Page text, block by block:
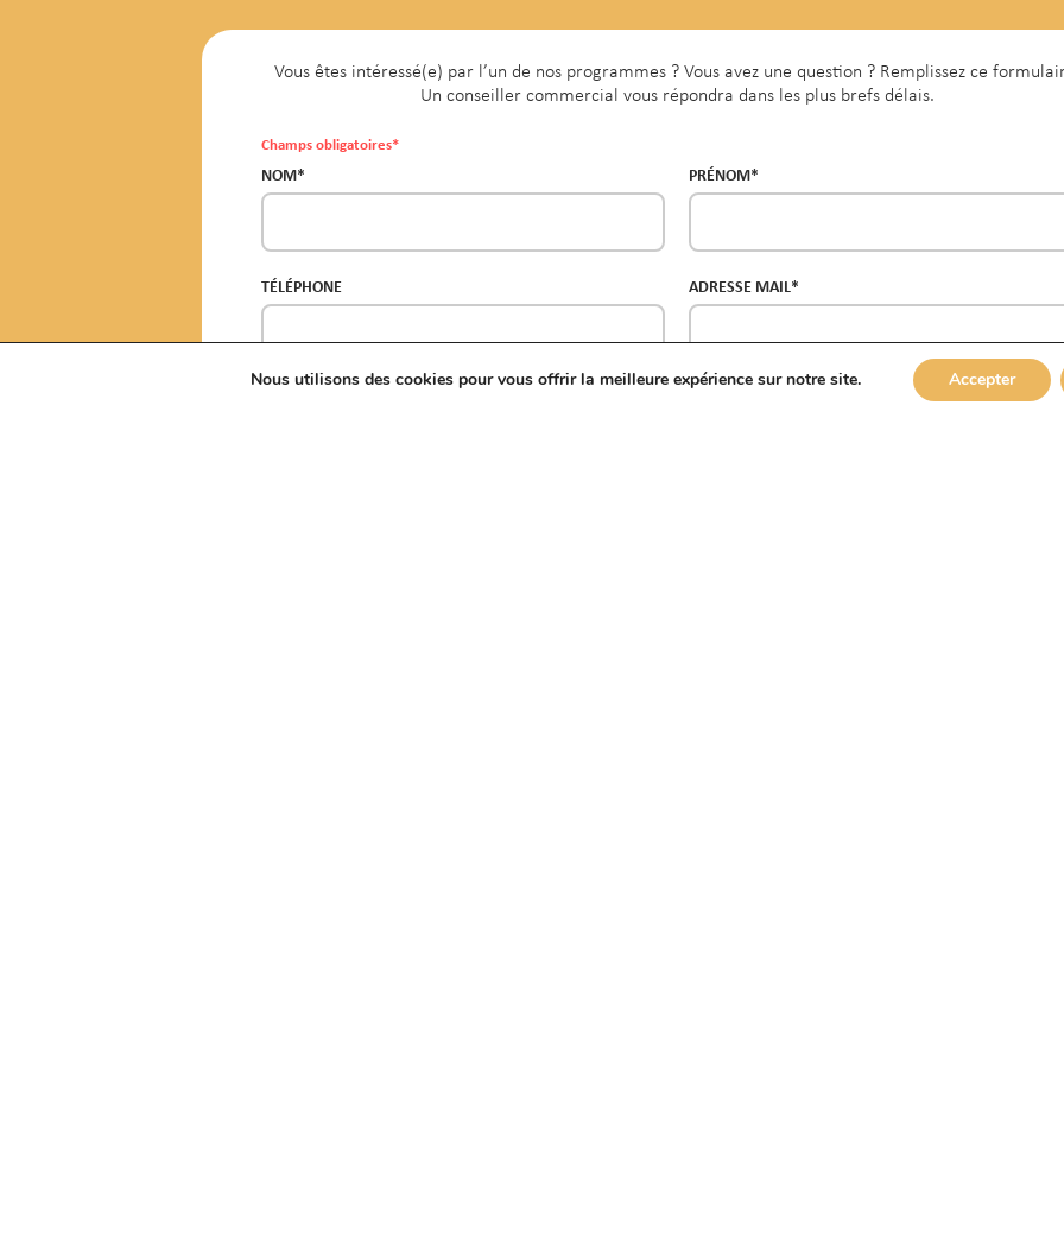
58 m2
Vous êtes intéressé(e) par l’un de nos programmes ? Vous avez une question ? Remplissez ce
Un conseiller commercial vous répondra dans les plus brefs délais.
Champs obligatoires*
NOM* PRÉNOM*
TÉLÉPHONE ADRESSE MAIL*
Nous utilisons des cookies pour vous offrir la meilleure expérience sur notre site. Accepter